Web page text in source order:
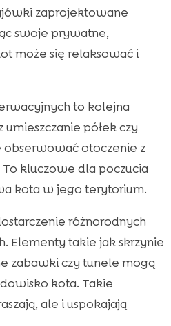
zaprojektowane
swoje prywatne,
może się relaksować i
to kolejna
półek czy
otoczenie z
kluczowe dla poczucia
kota w jego terytorium.
różnorodnych
Elementy takie jak skrzynie
zabawki czy tunele mogą
kota. Takie
ale i uspokajają